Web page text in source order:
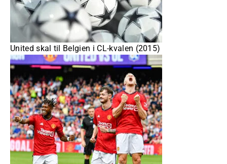
United skal til Belgien i CL-kvalen (2015)